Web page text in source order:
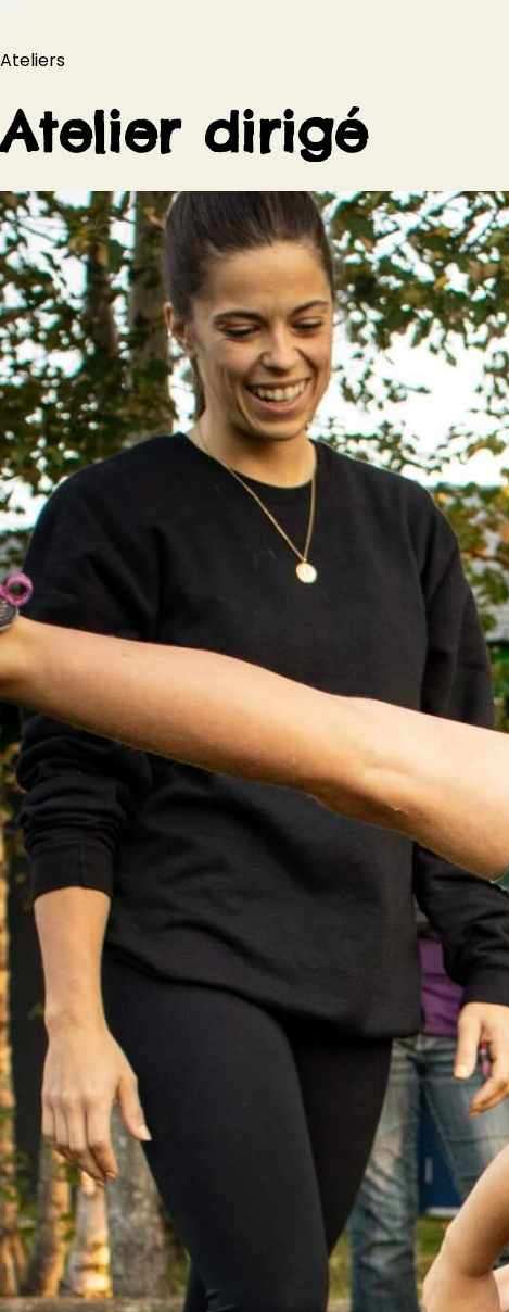
Ateliers
Atelier dirigé